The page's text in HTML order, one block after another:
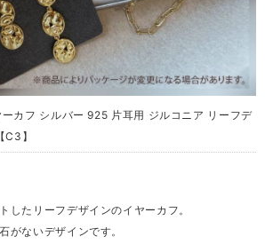
カフ シルバー 925 片耳用 ジルコニア リーフデ
】
したリーフデザインのイヤーカフ。
がないデザインです。